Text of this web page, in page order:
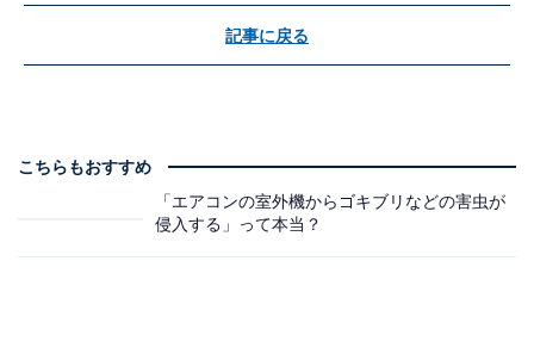
記事に戻る
こちらもおすすめ
「エアコンの室外機からゴキブリなどの害虫が
侵入する」って本当？